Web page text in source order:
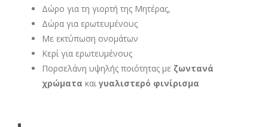
Δώρο για τη γιορτή της Μητέρας,
Δώρα για ερωτευμένους
Με εκτύπωση ονομάτων
Κερί για ερωτευμένους
Πορσελάνη υψηλής ποιότητας με ζωντανά
χρώματα και γυαλιστερό φινίρισμα